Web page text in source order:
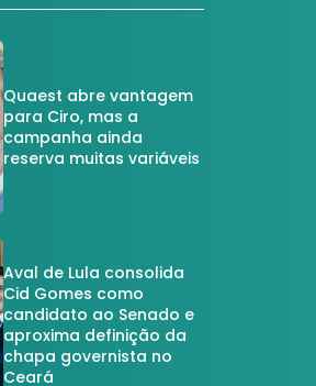
Quaest abre vantagem
para Ciro, mas a
campanha ainda
reserva muitas variáveis
Aval de Lula consolida
Cid Gomes como
candidato ao Senado e
aproxima definição da
chapa governista no
Ceará